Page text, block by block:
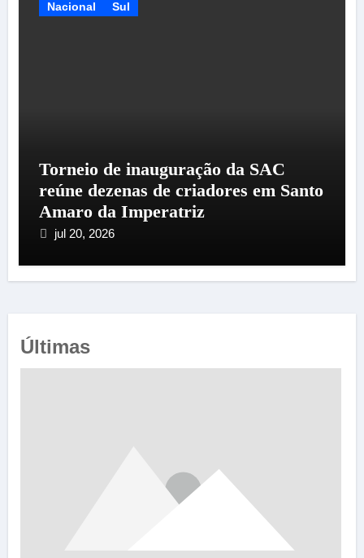
Nacional Sul
Torneio de inauguração da SAC
reúne dezenas de criadores em Santo
Amaro da Imperatriz
jul 20, 2026
Últimas